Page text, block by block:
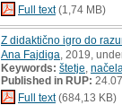
Full text(1,74 MB)
Z didaktično igro do
Ana Fajdiga , 2019,
Keywords: štetje
Published in RUP:
Full text(684,13 KB)